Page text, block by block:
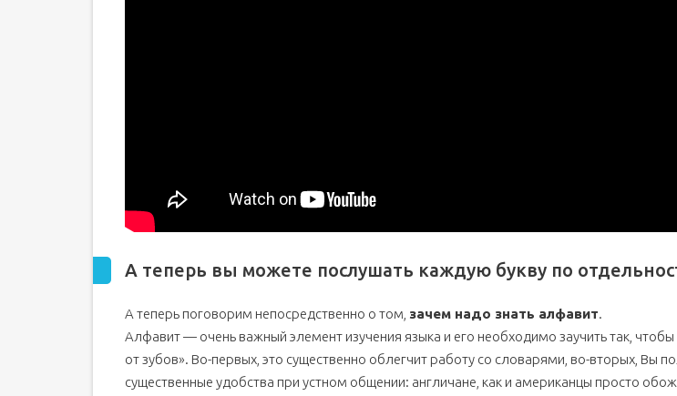
А теперь вы можете послушать каждую букву по
А теперь поговорим непосредственно о том, зачем надо знать алфавит.
Алфавит — очень важный элемент изучения языка и его необходимо заучить так, чтобы
от зубов». Во-первых, это существенно облегчит работу со словарями, во-вторых, Вы
существенные удобства при устном общении: англичане, как и американцы просто